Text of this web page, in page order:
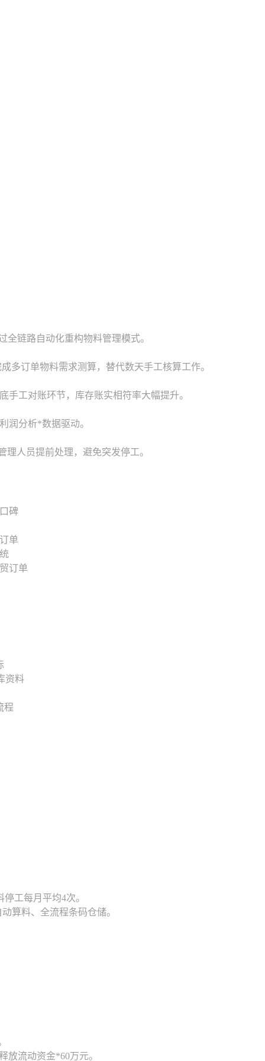
链路自动化重构物料管理模式。
多订单物料需求测算，替代数天手工核算工作。
工对账环节，库存账实相符率大幅提升。
润分析*数据驱动。
人员提前处理，避免突发停工。
碑
单
订单
资料
程
工每月平均4次。
算料、全流程条码仓储。
放流动资金*60万元。